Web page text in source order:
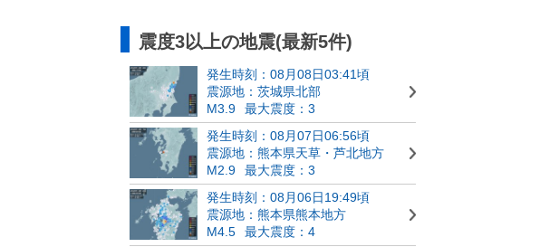
震度3以上の地震(最新5件)
発生時刻：08月08日03:41頃
震源地：茨城県北部
M3.9
最大震度：3
発生時刻：08月07日06:56頃
震源地：熊本県天草・芦北地方
M2.9
最大震度：3
発生時刻：08月06日19:49頃
震源地：熊本県熊本地方
M4.5
最大震度：4